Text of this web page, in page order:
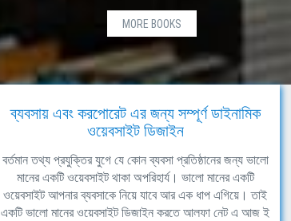
MORE BOOKS
ব্যবসায় এবং করপোরেট এর জন্য সম্পূর্ণ ডাইনামিক
ওয়েবসাইট ডিজাইন
বর্তমান তথ্য প্রযুক্তির যুগে যে কোন ব্যবসা প্রতিষ্ঠানের জন্য ভালো
মানের একটি ওয়েবসাইট থাকা অপরিহার্য। ভালো মানের একটি
ওয়েবসাইট আপনার ব্যবসাকে নিয়ে যাবে আর এক ধাপ এগিয়ে। তাই
একটি ভালো মানের ওয়েবসাইট ডিজাইন করতে আলফা নেট এ আজ ই